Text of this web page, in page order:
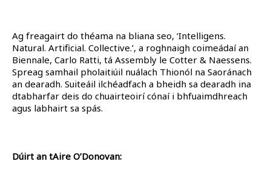
Ag freagairt do théama na bliana seo, ‘Intelligens.
Natural. Artificial. Collective.’, a roghnaigh coimeádaí an
Biennale, Carlo Ratti, tá Assembly le Cotter & Naessens.
Spreag samhail pholaitiúil nuálach Thionól na Saoránach
an dearadh. Suiteáil ilchéadfach a bheidh sa dearadh ina
dtabharfar deis do chuairteoirí cónaí i bhfuaimdhreach
agus labhairt sa spás.
Dúirt an tAire O’Donovan: